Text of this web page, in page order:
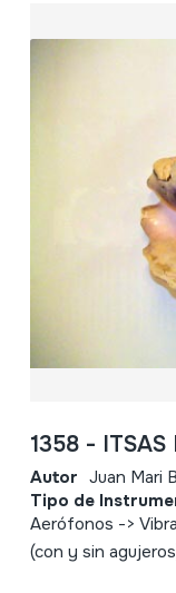
1358 - ITSAS
Autor Juan Mari
Tipo de
Aerófonos ->
(con y sin